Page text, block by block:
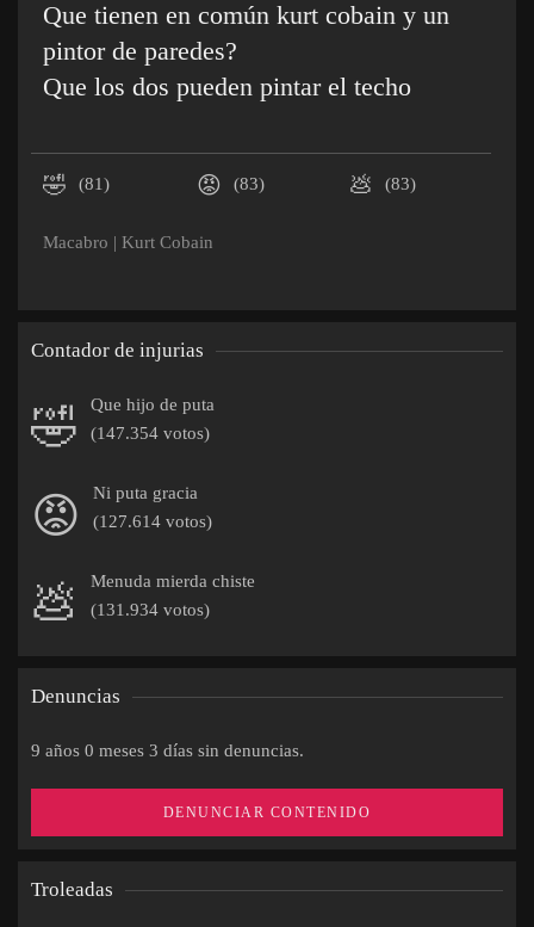
Que tienen en común kurt cobain y un
pintor de paredes?
Que los dos pueden pintar el techo
🤣 (81) 😡 (83) 💩 (83)
Macabro | Kurt Cobain
Contador de injurias
🤣
Que hijo de puta
(147.354 votos)
😡
Ni puta gracia
(127.614 votos)
💩
Menuda mierda chiste
(131.934 votos)
Denuncias
9 años 0 meses 3 días sin denuncias.
DENUNCIAR CONTENIDO
Troleadas